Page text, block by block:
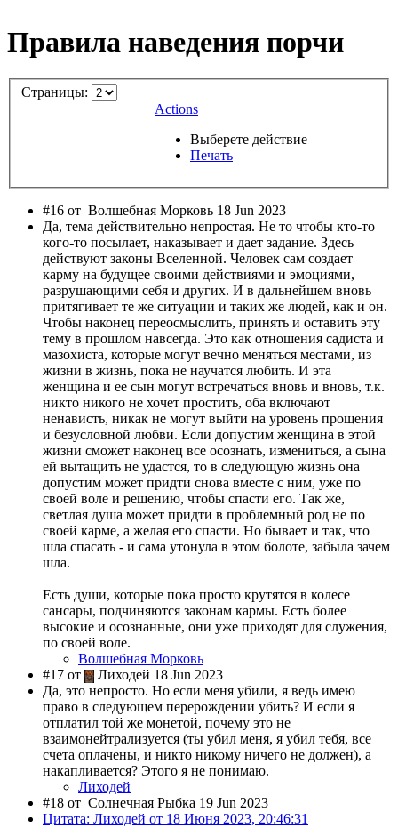
Правила наведения порчи
Страницы:
Actions
Выберете действие
Печать
#16 от Волшебная Морковь 18 Jun 2023
Да, тема действительно непростая. Не то чтобы кто-то
кого-то посылает, наказывает и дает задание. Здесь
действуют законы Вселенной. Человек сам создает
карму на будущее своими действиями и эмоциями,
разрушающими себя и других. И в дальнейшем вновь
притягивает те же ситуации и таких же людей, как и он.
Чтобы наконец переосмыслить, принять и оставить эту
тему в прошлом навсегда. Это как отношения садиста и
мазохиста, которые могут вечно меняться местами, из
жизни в жизнь, пока не научатся любить. И эта
женщина и ее сын могут встречаться вновь и вновь, т.к.
никто никого не хочет простить, оба включают
ненависть, никак не могут выйти на уровень прощения
и безусловной любви. Если допустим женщина в этой
жизни сможет наконец все осознать, измениться, а сына
ей вытащить не удастся, то в следующую жизнь она
допустим может придти снова вместе с ним, уже по
своей воле и решению, чтобы спасти его. Так же,
светлая душа может придти в проблемный род не по
своей карме, а желая его спасти. Но бывает и так, что
шла спасать - и сама утонула в этом болоте, забыла зачем
шла.
Есть души, которые пока просто крутятся в колесе
сансары, подчиняются законам кармы. Есть более
высокие и осознанные, они уже приходят для служения,
по своей воле.
Волшебная Морковь
#17 от
Лиходей 18 Jun 2023
Да, это непросто. Но если меня убили, я ведь имею
право в следующем перерождении убить? И если я
отплатил той же монетой, почему это не
взаимонейтрализуется (ты убил меня, я убил тебя, все
счета оплачены, и никто никому ничего не должен), а
накапливается? Этого я не понимаю.
Лиходей
#18 от Солнечная Рыбка 19 Jun 2023
Цитата: Лиходей от 18 Июня 2023, 20:46:31